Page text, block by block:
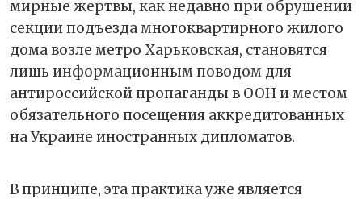
мирные жертвы, как недавно при обрушении
секции подъезда многоквартирного жилого
дома возле метро Харьковская, становятся
лишь информационным поводом для
антироссийской пропаганды в ООН и местом
обязательного посещения аккредитованных
на Украине иностранных дипломатов.
В принципе, эта практика уже является